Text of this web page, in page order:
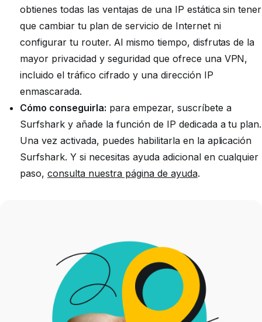
obtienes todas las ventajas de una IP estática sin tener
que cambiar tu plan de servicio de Internet ni
configurar tu router. Al mismo tiempo, disfrutas de la
mayor privacidad y seguridad que ofrece una VPN,
incluido el tráfico cifrado y una dirección IP
enmascarada.
Cómo conseguirla: para empezar, suscríbete a
Surfshark y añade la función de IP dedicada a tu plan.
Una vez activada, puedes habilitarla en la aplicación
Surfshark. Y si necesitas ayuda adicional en cualquier
paso, consulta nuestra página de ayuda.